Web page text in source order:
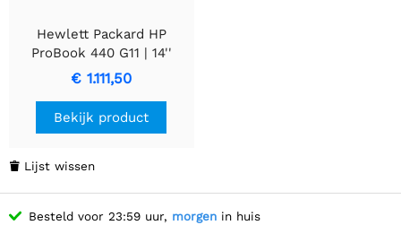
Hewlett Packard HP
ProBook 440 G11 | 14''
WUXGA IPS | Intel Core
Ultra 7 155U | 16GB DDR5 |
512GB SSD | W11 Pro
€ 1.111,50
Bekijk product
 Lijst wissen
Besteld voor 23:59 uur, morgen in huis